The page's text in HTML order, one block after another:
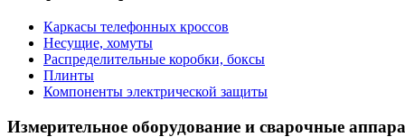
Каркасы телефонных кроссов
Несущие, хомуты
Распределительные коробки, боксы
Плинты
Компоненты электрической защиты
Измерительное оборудование и сварочные